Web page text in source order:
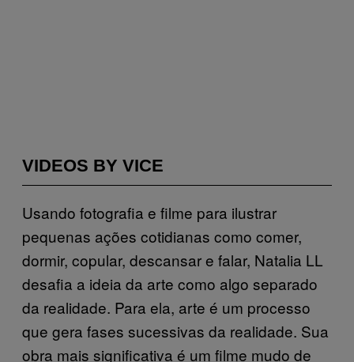
VIDEOS BY VICE
Usando fotografia e filme para ilustrar
pequenas ações cotidianas como comer,
dormir, copular, descansar e falar, Natalia LL
desafia a ideia da arte como algo separado
da realidade. Para ela, arte é um processo
que gera fases sucessivas da realidade. Sua
obra mais significativa é um filme mudo de